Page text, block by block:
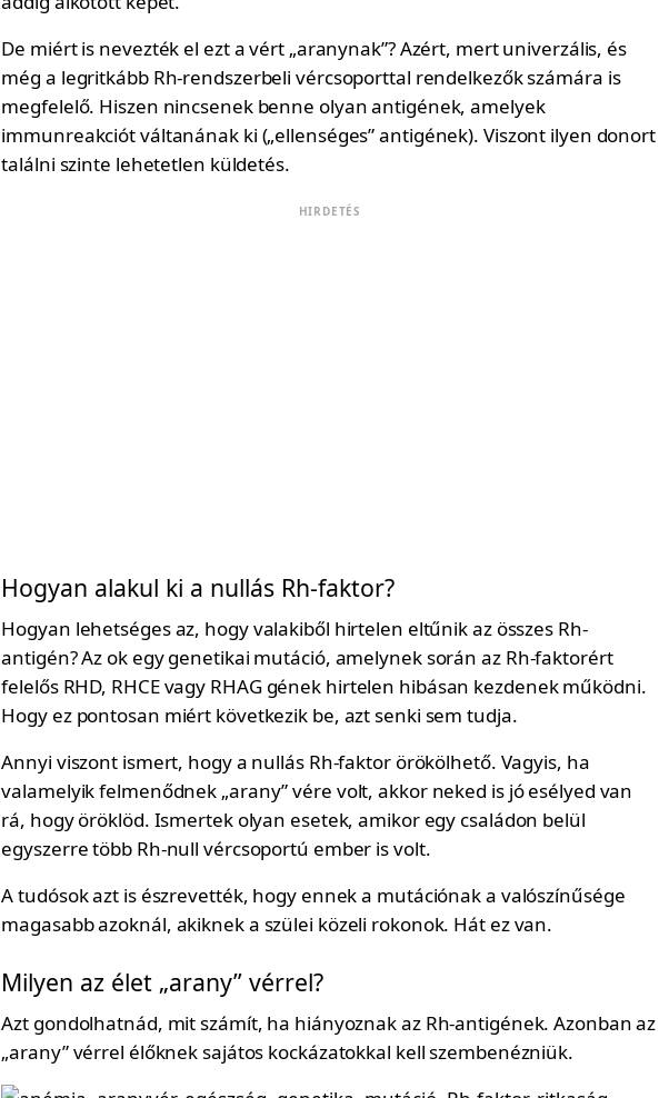
De miért is nevezték el ezt a vért „aranynak”? Azért, mert univerzális, és
még a legritkább Rh-rendszerbeli vércsoporttal rendelkezők számára is
megfelelő. Hiszen nincsenek benne olyan antigének, amelyek
immunreakciót váltanának ki („ellenséges” antigének). Viszont ilyen donort
találni szinte lehetetlen küldetés.
HIRDETÉS
Hogyan alakul ki a nullás Rh-faktor?
Hogyan lehetséges az, hogy valakiből hirtelen eltűnik az összes Rh-
antigén? Az ok egy genetikai mutáció, amelynek során az Rh-faktorért
felelős RHD, RHCE vagy RHAG gének hirtelen hibásan kezdenek működni.
Hogy ez pontosan miért következik be, azt senki sem tudja.
Annyi viszont ismert, hogy a nullás Rh-faktor örökölhető. Vagyis, ha
valamelyik felmenődnek „arany” vére volt, akkor neked is jó esélyed van
rá, hogy öröklöd. Ismertek olyan esetek, amikor egy családon belül
egyszerre több Rh-null vércsoportú ember is volt.
A tudósok azt is észrevették, hogy ennek a mutációnak a valószínűsége
magasabb azoknál, akiknek a szülei közeli rokonok. Hát ez van.
Milyen az élet „arany” vérrel?
Azt gondolhatnád, mit számít, ha hiányoznak az Rh-antigének. Azonban az
„arany” vérrel élőknek sajátos kockázatokkal kell szembenézniük.